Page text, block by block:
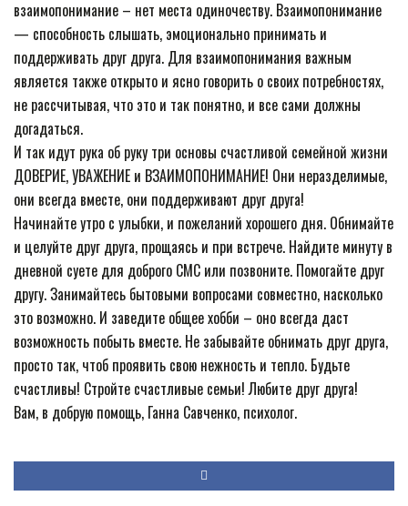
взаимопонимание – нет места одиночеству. Взаимопонимание
— способность слышать, эмоционально принимать и
поддерживать друг друга. Для взаимопонимания важным
является также открыто и ясно говорить о своих потребностях,
не рассчитывая, что это и так понятно, и все сами должны
догадаться.
И так идут рука об руку три основы счастливой семейной жизни
ДОВЕРИЕ, УВАЖЕНИЕ и ВЗАИМОПОНИМАНИЕ! Они неразделимые,
они всегда вместе, они поддерживают друг друга!
Начинайте утро с улыбки, и пожеланий хорошего дня. Обнимайте
и целуйте друг друга, прощаясь и при встрече. Найдите минуту в
дневной суете для доброго СМС или позвоните. Помогайте друг
другу. Занимайтесь бытовыми вопросами совместно, насколько
это возможно. И заведите общее хобби – оно всегда даст
возможность побыть вместе. Не забывайте обнимать друг друга,
просто так, чтоб проявить свою нежность и тепло. Будьте
счастливы! Стройте счастливые семьи! Любите друг друга!
Вам, в добрую помощь, Ганна Савченко, психолог.